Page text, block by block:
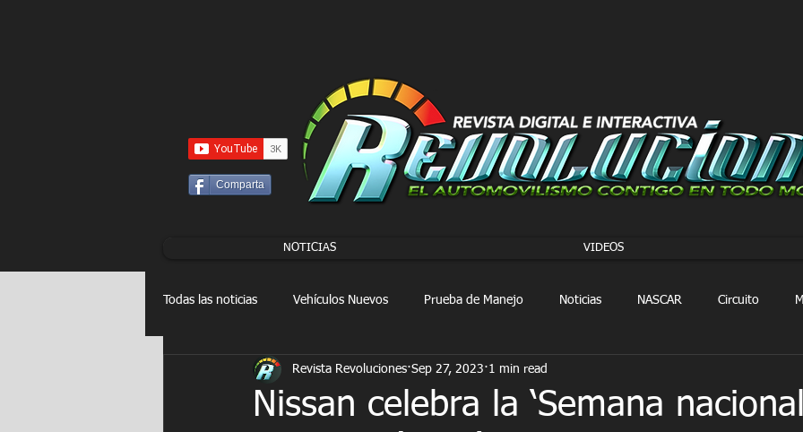
Comparta
NOTICIAS VIDEOS
Todas las noticias Vehículos Nuevos Prueba de Manejo Noticias NASCAR Circuito
Drag Racing FORMULA E FORMULA 1 Extreme E
Nissan celebra la ‘Semana
Revista Revoluciones Sep 27, 2023 1 min read